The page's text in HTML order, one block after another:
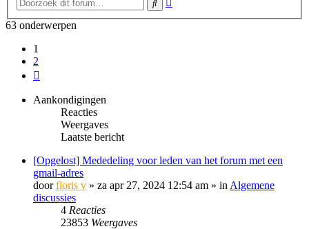
Zoek
63 onderwerpen
1
2
Aankondigingen
Reacties
Weergaves
Laatste bericht
[Opgelost] Mededeling voor leden van het forum met een
gmail-adres
doorfloris v » za apr 27, 2024 12:54 am » in Algemene
discussies
4 Reacties
23853 Weergaves